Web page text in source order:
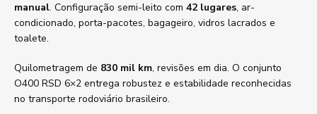
manual. Configuração semi-leito com 42 lugares, ar-
condicionado, porta-pacotes, bagageiro, vidros lacrados e
toalete.
Quilometragem de 830 mil km, revisões em dia. O conjunto
O400 RSD 6×2 entrega robustez e estabilidade reconhecidas
no transporte rodoviário brasileiro.